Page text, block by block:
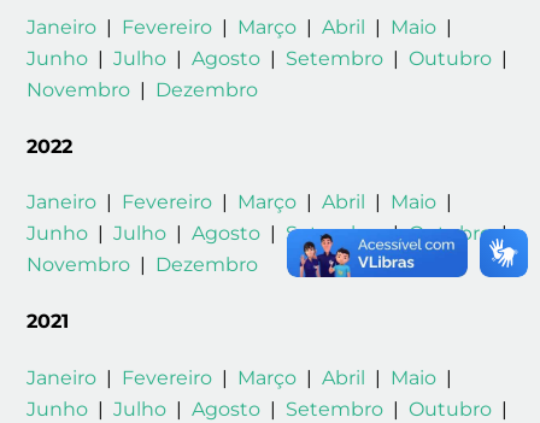
Janeiro | Fevereiro | Março |Abril | Maio |
Junho |Julho |Agosto | Setembro |Outubro |
Novembro | Dezembro
2022
Janeiro | Fevereiro | Março |Abril | Maio |
Junho |Julho |Agosto | Setembro|Outubro|
Novembro | Dezembro
2021
Janeiro | Fevereiro | Março |Abril | Maio |
Junho |Julho |Agosto | Setembro |Outubro |